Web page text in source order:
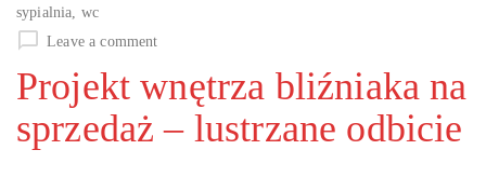
sypialnia, wc
Leave a comment
Projekt wnętrza bliźniaka na
sprzedaż – lustrzane odbicie